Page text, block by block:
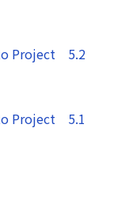
Project 5.2
Project 5.1